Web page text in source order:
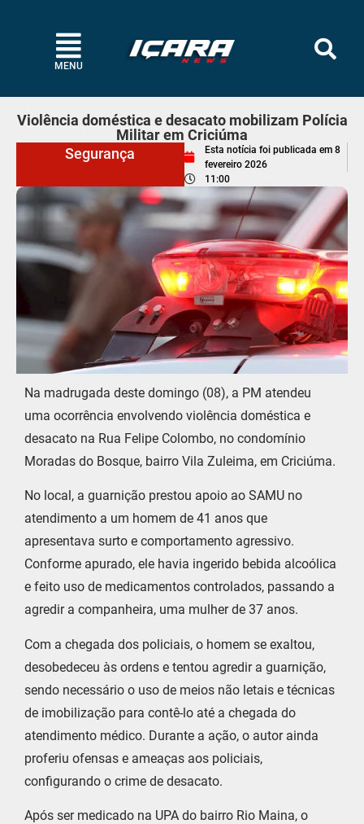
MENU
Violência doméstica e desacato mobilizam Polícia
Militar em Criciúma
Segurança
Esta notícia foi publicada em 8
fevereiro 2026
11:00
Na madrugada deste domingo (08), a PM atendeu
uma ocorrência envolvendo violência doméstica e
desacato na Rua Felipe Colombo, no condomínio
Moradas do Bosque, bairro Vila Zuleima, em Criciúma.
No local, a guarnição prestou apoio ao SAMU no
atendimento a um homem de 41 anos que
apresentava surto e comportamento agressivo.
Conforme apurado, ele havia ingerido bebida alcoólica
e feito uso de medicamentos controlados, passando a
agredir a companheira, uma mulher de 37 anos.
Com a chegada dos policiais, o homem se exaltou,
desobedeceu às ordens e tentou agredir a guarnição,
sendo necessário o uso de meios não letais e técnicas
de imobilização para contê-lo até a chegada do
atendimento médico. Durante a ação, o autor ainda
proferiu ofensas e ameaças aos policiais,
configurando o crime de desacato.
Após ser medicado na UPA do bairro Rio Maina, o